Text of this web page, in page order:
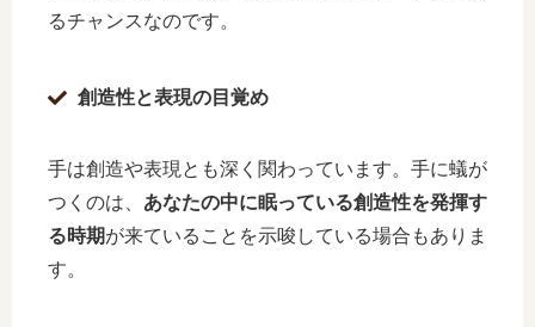
るチャンスなのです。
創造性と表現の目覚め
手は創造や表現とも深く関わっています。手に蟻が
つくのは、 あなたの中に眠っている創造性を発揮す
る時期が来ていることを示唆している場合もありま
す。